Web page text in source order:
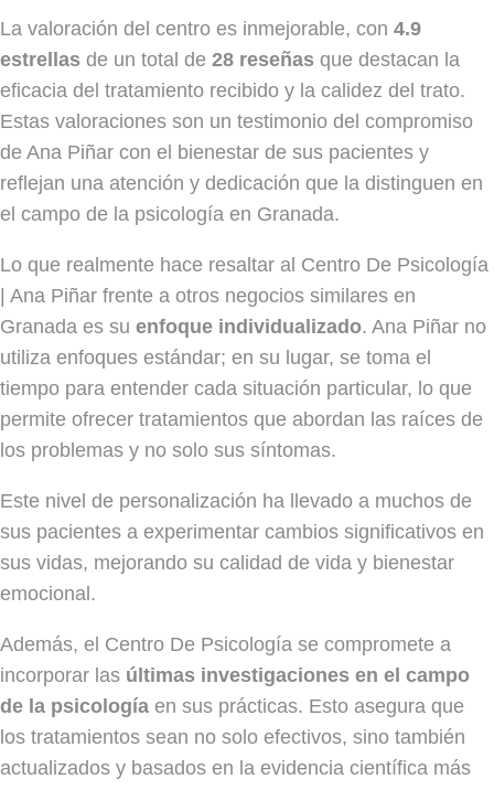
La valoración del centro es inmejorable, con 4.9
estrellas de un total de 28 reseñas que destacan la
eficacia del tratamiento recibido y la calidez del trato.
Estas valoraciones son un testimonio del compromiso
de Ana Piñar con el bienestar de sus pacientes y
reflejan una atención y dedicación que la distinguen en
el campo de la psicología en Granada.
Lo que realmente hace resaltar al Centro De Psicología
| Ana Piñar frente a otros negocios similares en
Granada es su enfoque individualizado. Ana Piñar no
utiliza enfoques estándar; en su lugar, se toma el
tiempo para entender cada situación particular, lo que
permite ofrecer tratamientos que abordan las raíces de
los problemas y no solo sus síntomas.
Este nivel de personalización ha llevado a muchos de
sus pacientes a experimentar cambios significativos en
sus vidas, mejorando su calidad de vida y bienestar
emocional.
Además, el Centro De Psicología se compromete a
incorporar las últimas investigaciones en el campo
de la psicología en sus prácticas. Esto asegura que
los tratamientos sean no solo efectivos, sino también
actualizados y basados en la evidencia científica más